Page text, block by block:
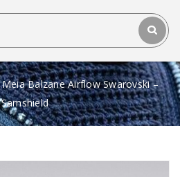
Meia Balzane Airflow Swarovski –
Samshield